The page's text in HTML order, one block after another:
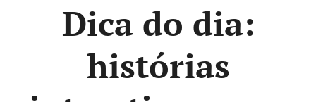
Dica do dia:
histórias